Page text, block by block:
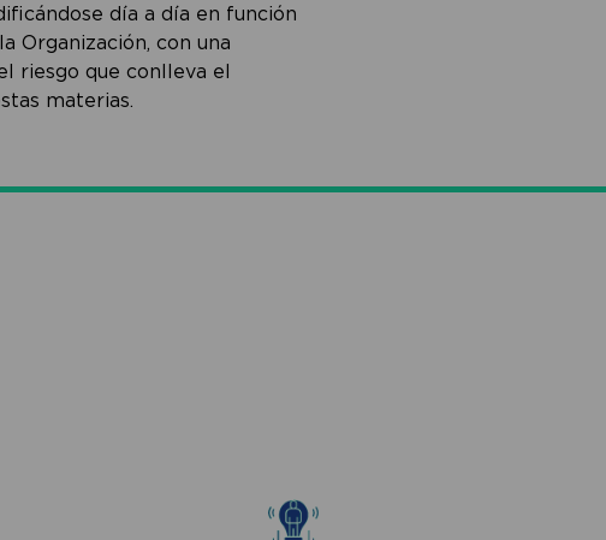
día a día en función
Organización, con una
riesgo que conlleva el
materias.